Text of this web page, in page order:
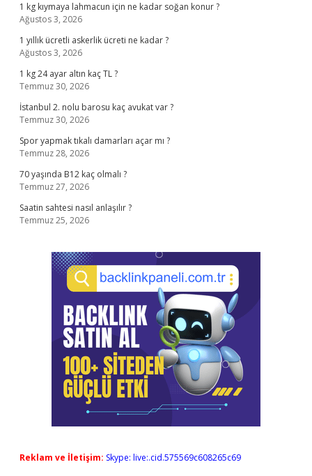
1 kg kıymaya lahmacun için ne kadar soğan konur ?
Ağustos 3, 2026
1 yıllık ücretli askerlik ücreti ne kadar ?
Ağustos 3, 2026
1 kg 24 ayar altın kaç TL ?
Temmuz 30, 2026
İstanbul 2. nolu barosu kaç avukat var ?
Temmuz 30, 2026
Spor yapmak tıkalı damarları açar mı ?
Temmuz 28, 2026
70 yaşında B12 kaç olmalı ?
Temmuz 27, 2026
Saatin sahtesi nasıl anlaşılır ?
Temmuz 25, 2026
Reklam ve İletişim: Skype: live:.cid.575569c608265c69